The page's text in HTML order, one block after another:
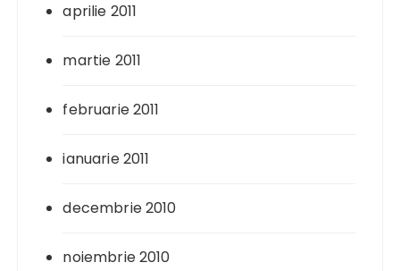
aprilie 2011
martie 2011
februarie 2011
ianuarie 2011
decembrie 2010
noiembrie 2010